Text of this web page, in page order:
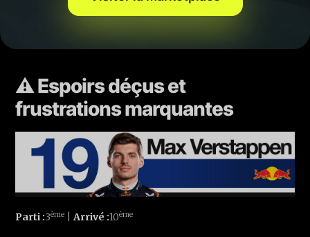
lorsqu'on considère les limites de sa monoplace
⚠️ Espoirs déçus et
frustrations marquantes
Parti :3ème |Arrivé :10ème